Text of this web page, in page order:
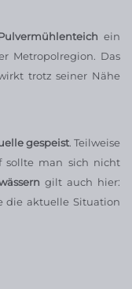
ein
Metropolregion. Das
trotz seiner Nähe
gespeist. Teilweise
sollte man sich nicht
gilt auch hier:
die aktuelle Situation